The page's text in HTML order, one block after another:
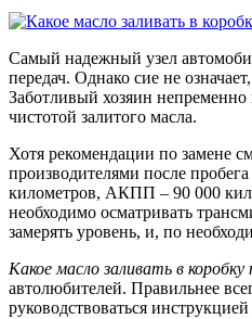
Самый надежный узел
передач. Однако сие не
Заботливый хозяин непременно
чистотой залитого масла.
Хотя рекомендации по замене
производителями после
километров, АКПП – 90 000
необходимо осматривать
замерять уровень, и, по
Какое масло заливать в коробку
автолюбителей. Правильнее
руководствоваться